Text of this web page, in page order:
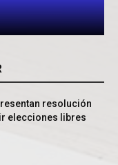
resolución
elecciones libres